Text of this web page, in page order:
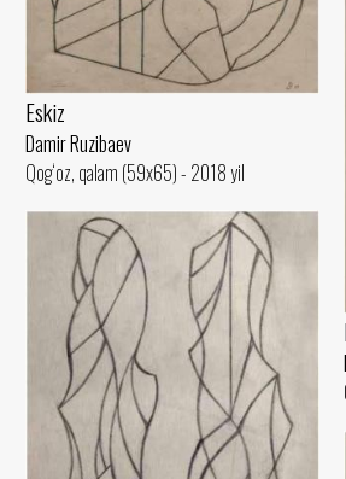
Eskiz
Damir Ruzibaev
Qog‘oz, qalam (59x65) - 2018 yil